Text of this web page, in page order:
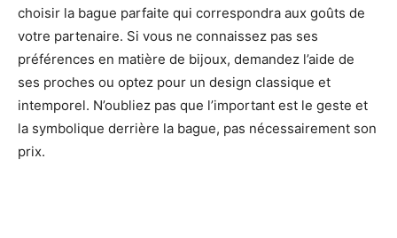
choisir la bague parfaite qui correspondra aux goûts de
votre partenaire. Si vous ne connaissez pas ses
préférences en matière de bijoux, demandez l’aide de
ses proches ou optez pour un design classique et
intemporel. N’oubliez pas que l’important est le geste et
la symbolique derrière la bague, pas nécessairement son
prix.